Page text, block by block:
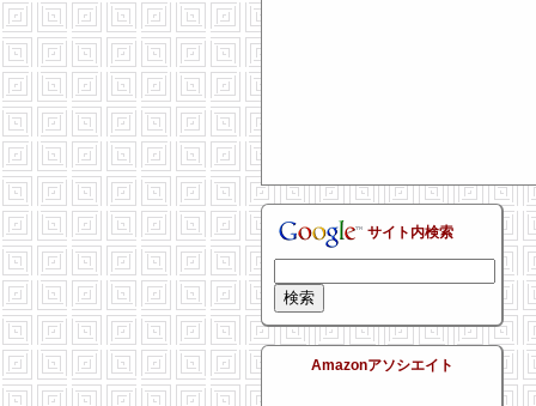
サイト内検索
Amazonアソシエイト